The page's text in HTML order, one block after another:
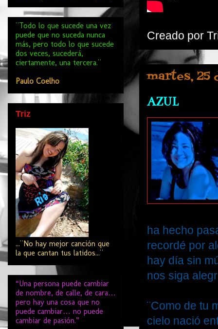
Creado por
martes, 25
AZUL
ha hecho
recordé por
hay día sin
nos siga
¨Como de tu
cielo nació
¨Todo lo que sucede una vez
puede que no suceda nunca
más, pero todo lo que sucede
dos veces, sucederá,
ciertamente, una tercera.¨
Paulo Coelho
Triz
...¨No hay mejor canción que
la que cantan tus latidos...¨
“Una persona puede cambiar
de nombre, de calle, de cara…
pero hay una cosa que no
puede cambiar… no puede
cambiar de pasión.”